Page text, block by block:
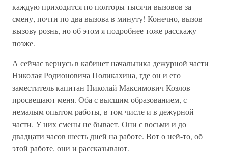
каждую приходится по полторы тысячи вызовов за
смену, почти по два вызова в минуту! Конечно, вызов
вызову рознь, но об этом я подробнее тоже расскажу
позже.
А сейчас вернусь в кабинет начальника дежурной части
Николая Родионовича Поликахина, где он и его
заместитель капитан Николай Максимович Козлов
просвещают меня. Оба с высшим образованием, с
немалым опытом работы, в том числе и в дежурной
части. У них смены не бывает. Они с восьми и до
двадцати часов шесть дней на работе. Вот о ней-то, об
этой работе, они и рассказывают.